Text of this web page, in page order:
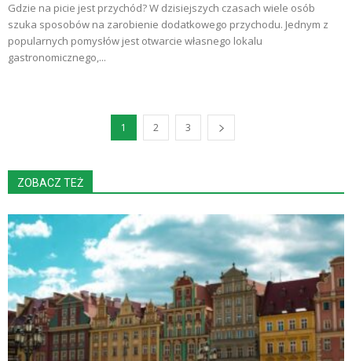
Gdzie na picie jest przychód? W dzisiejszych czasach wiele osób
szuka sposobów na zarobienie dodatkowego przychodu. Jednym z
popularnych pomysłów jest otwarcie własnego lokalu
gastronomicznego,...
1 2 3
ZOBACZ TEŻ